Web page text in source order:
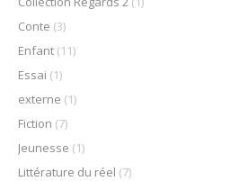
Conte (3)
Enfant (11)
Essai (1)
externe (1)
Fiction (7)
Jeunesse (1)
Littérature du réel (7)